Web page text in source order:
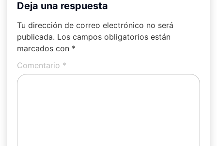
Deja una respuesta
Tu dirección de correo electrónico no será
publicada. Los campos obligatorios están
marcados con *
Comentario *